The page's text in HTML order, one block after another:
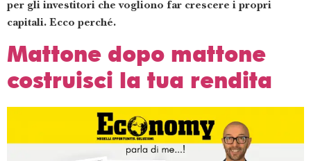
per gli investitori che vogliono far crescere i propri
capitali. Ecco perché.
Mattone dopo mattone
costruisci la tua rendita